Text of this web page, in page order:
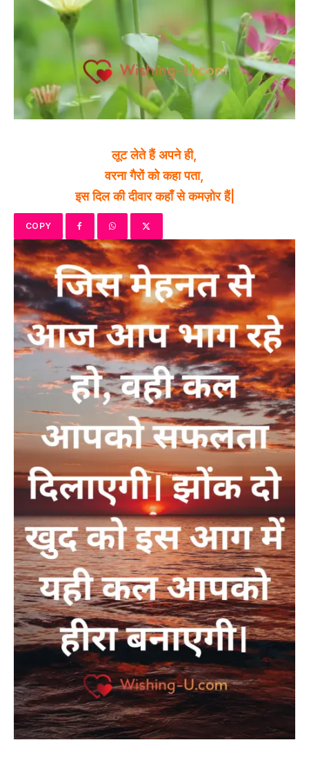
लूट लेते हैं अपने ही,
वरना गैरों को कहा पता,
इस दिल की दीवार कहाँ से कमज़ोर हैं|
COPY